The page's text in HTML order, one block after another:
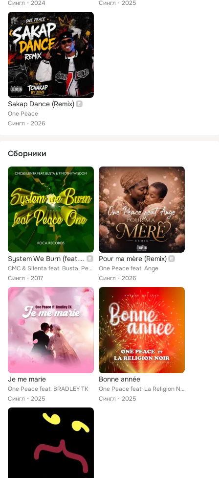
Сингл
2024
Сингл
2025
Sakap Dance (Remix)
One Peace
Сингл
2026
Сборники
System We Burn (feat. Timothy Wisdom, Busta, Peace One)
CMC & Silenta feat. Busta, Peace One, Timothy Wisdom
Сингл
2017
Pour ma mère (Remix)
One Peace feat. Ange
Сингл
2026
Je me marie
One Peace feat. BRADLEY TK
Сингл
2025
Bonne année
One Peace feat. La Religion Noir
Сингл
2025